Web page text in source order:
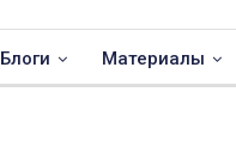
Блоги Материалы